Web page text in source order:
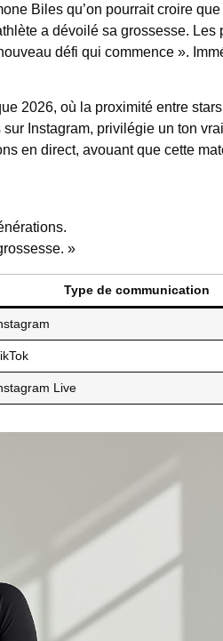
Biles qu’on pourrait croire
a dévoilé sa grossesse. Les
défi qui commence ».
2026, où la proximité entre
Instagram, privilégie un ton
en direct, avouant que cette
»
Type de communication
Live